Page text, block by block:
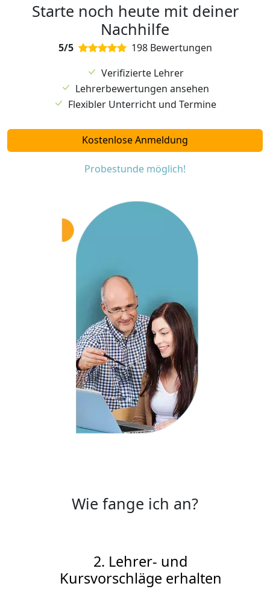
Starte noch heute mit deiner
Nachhilfe
5/5
198 Bewertungen
Verifizierte Lehrer
Lehrerbewertungen ansehen
Flexibler Unterricht und Termine
Kostenlose Anmeldung
Probestunde möglich!
Wie fange ich an?
2. Lehrer- und
Kursvorschläge erhalten